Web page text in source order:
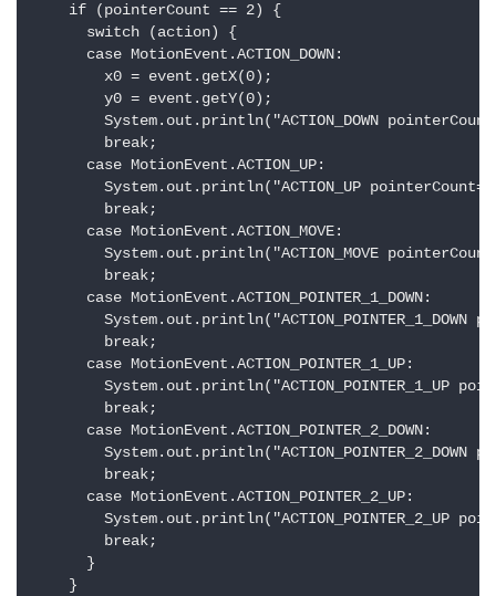
    if (pointerCount == 2) {
      switch (action) {
      case MotionEvent.ACTION_DOWN:
        x0 = event.getX(0);
        y0 = event.getY(0);
System.out.println("ACTION_DOWN
        break;
      case MotionEvent.ACTION_UP:
System.out.println("ACTION_UP
        break;
      case MotionEvent.ACTION_MOVE:
System.out.println("ACTION_MOVE
        break;
      case MotionEvent.ACTION_POINTER_1_DOWN:
System.out.println("ACTION_POINTER_1_DOWN
        break;
      case MotionEvent.ACTION_POINTER_1_UP:
System.out.println("ACTION_POINTER_1_UP
        break;
      case MotionEvent.ACTION_POINTER_2_DOWN:
System.out.println("ACTION_POINTER_2_DOWN
        break;
      case MotionEvent.ACTION_POINTER_2_UP:
System.out.println("ACTION_POINTER_2_UP
        break;
      }
    }